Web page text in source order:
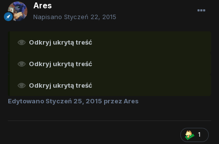
Ares
Napisano Styczeń 22, 2015
Odkryj ukrytą treść
Odkryj ukrytą treść
Odkryj ukrytą treść
Edytowano Styczeń 25, 2015 przez Ares
1